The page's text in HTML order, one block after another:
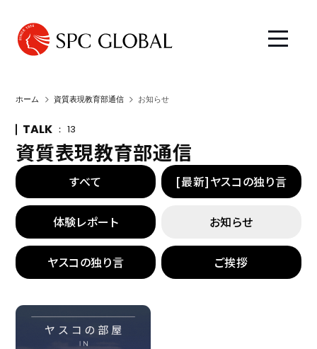
ホーム 資質表現教育部通信 お知らせ
TALK 13
資質表現教育部通信
すべて [最新]ヤスコの独り言
体験レポート お知らせ
ヤスコの独り言 ご挨拶